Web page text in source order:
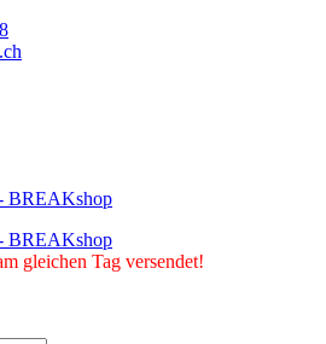
gleichen Tag versendet!